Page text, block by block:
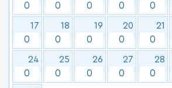
0 0 0 0 0
17
0
18
0
19
0
20
0
21
0
24
0
25
0
26
0
27
0
28
0